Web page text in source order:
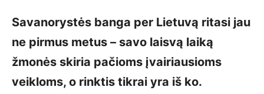
Savanorystės banga per Lietuvą ritasi jau
ne pirmus metus – savo laisvą laiką
žmonės skiria pačioms įvairiausioms
veikloms, o rinktis tikrai yra iš ko.